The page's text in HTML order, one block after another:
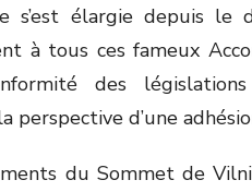
s’est élargie depuis le
à tous ces fameux
des
perspective d’une
du Sommet de